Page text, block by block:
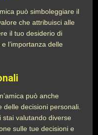
può simboleggiare il
che attribuisci alle
il tuo desiderio di
l’importanza delle
può anche
decisioni personali.
valutando diverse
sulle tue decisioni e